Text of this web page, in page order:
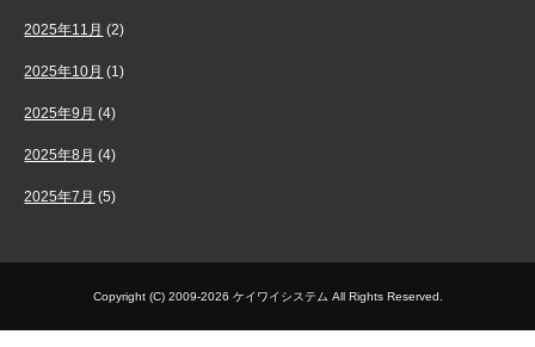
2025年11月 (2)
2025年10月 (1)
2025年9月 (4)
2025年8月 (4)
2025年7月 (5)
Copyright (C) 2009-2026 ケイワイシステム All Rights Reserved.